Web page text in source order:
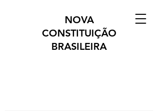
NOVA
CONSTITUIÇÃO
BRASILEIRA